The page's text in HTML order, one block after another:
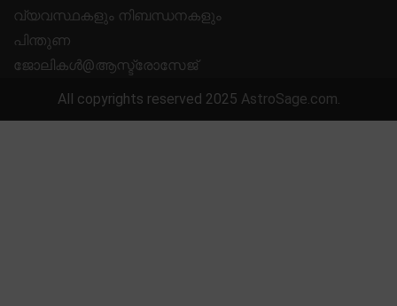
വ്യവസ്ഥകളും നിബന്ധനകളും
പിന്തുണ
ജോലികൾ@ആസ്ട്രോസേജ്
All copyrights reserved 2025 AstroSage.com